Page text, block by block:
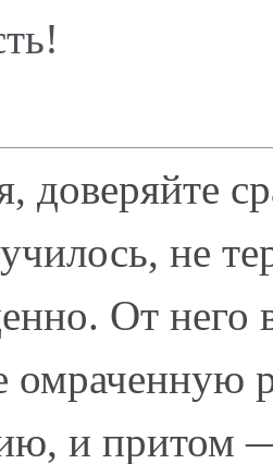
доверяйте
не
От
омраченную
и притом